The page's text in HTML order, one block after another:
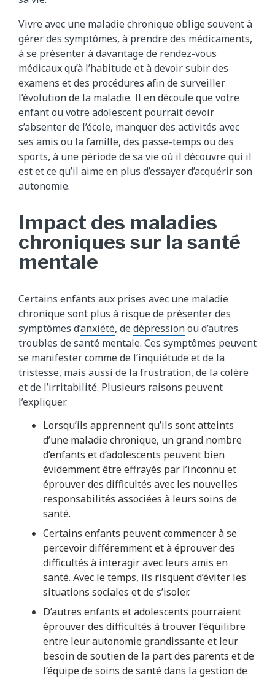
Vivre avec une maladie chronique oblige souvent à
gérer des symptômes, à prendre des médicaments,
à se présenter à davantage de rendez-vous
médicaux qu’à l’habitude et à devoir subir des
examens et des procédures afin de surveiller
l’évolution de la maladie. Il en découle que votre
enfant ou votre adolescent pourrait devoir
s’absenter de l’école, manquer des activités avec
ses amis ou la famille, des passe-temps ou des
sports, à une période de sa vie où il découvre qui il
est et ce qu’il aime en plus d’essayer d’acquérir son
autonomie.
Impact des maladies
chroniques sur la santé
mentale
Certains enfants aux prises avec une maladie
chronique sont plus à risque de présenter des
symptômes d’anxiété, dedépressionou d’autres
troubles de santé mentale. Ces symptômes peuvent
se manifester comme de l’inquiétude et de la
tristesse, mais aussi de la frustration, de la colère
et de l’irritabilité. Plusieurs raisons peuvent
l’expliquer.
Lorsqu’ils apprennent qu’ils sont atteints
d’une maladie chronique, un grand nombre
d’enfants et d’adolescents peuvent bien
évidemment être effrayés par l’inconnu et
éprouver des difficultés avec les nouvelles
responsabilités associées à leurs soins de
santé.
Certains enfants peuvent commencer à se
percevoir différemment et à éprouver des
difficultés à interagir avec leurs amis en
santé. Avec le temps, ils risquent d’éviter les
situations sociales et de s’isoler.
D’autres enfants et adolescents pourraient
éprouver des difficultés à trouver l’équilibre
entre leur autonomie grandissante et leur
besoin de soutien de la part des parents et de
l’équipe de soins de santé dans la gestion de